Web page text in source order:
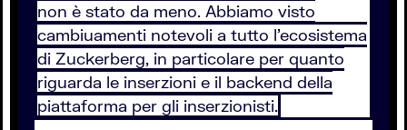
non è stato da meno. Abbiamo visto
cambiuamenti notevoli a tutto l'ecosistema
di Zuckerberg, in particolare per quanto
riguarda le inserzioni e il backend della
piattaforma per gli inserzionisti.